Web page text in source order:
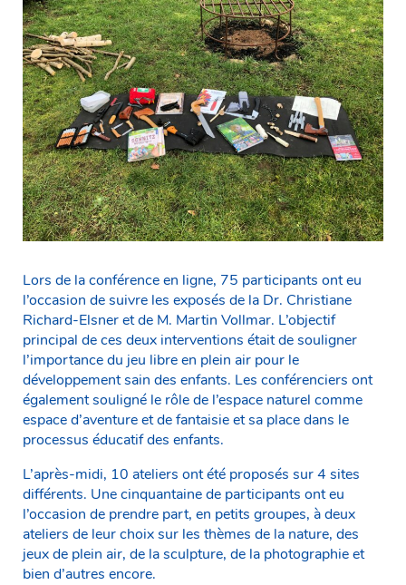
Lors de la conférence en ligne, 75 participants ont eu
l’occasion de suivre les exposés de la Dr. Christiane
Richard-Elsner et de M. Martin Vollmar. L’objectif
principal de ces deux interventions était de souligner
l’importance du jeu libre en plein air pour le
développement sain des enfants. Les conférenciers ont
également souligné le rôle de l’espace naturel comme
espace d’aventure et de fantaisie et sa place dans le
processus éducatif des enfants.
L’après-midi, 10 ateliers ont été proposés sur 4 sites
différents. Une cinquantaine de participants ont eu
l’occasion de prendre part, en petits groupes, à deux
ateliers de leur choix sur les thèmes de la nature, des
jeux de plein air, de la sculpture, de la photographie et
bien d’autres encore.